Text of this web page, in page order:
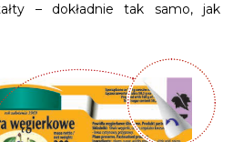
– dokładnie tak samo, jak